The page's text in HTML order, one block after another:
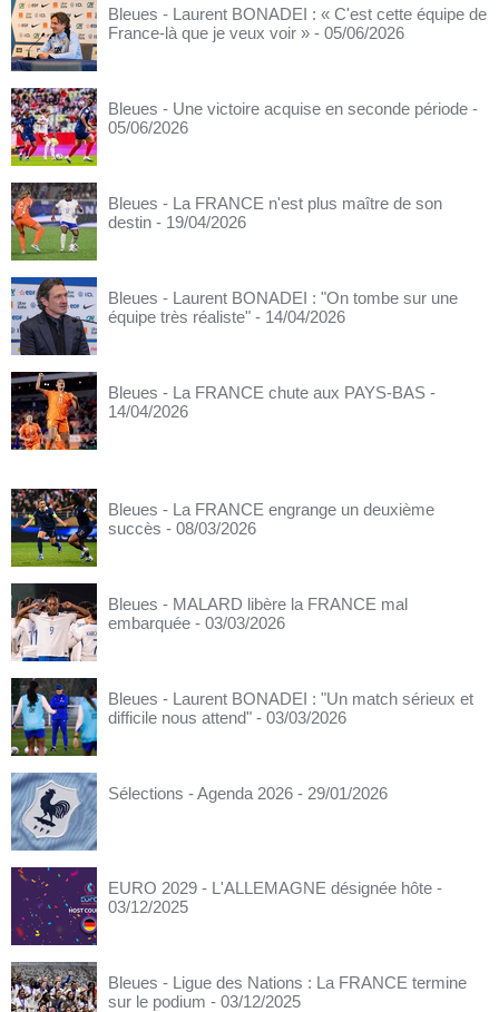
Bleues - Laurent BONADEI : « C'est cette équipe de
France-là que je veux voir » - 05/06/2026
Bleues - Une victoire acquise en seconde période -
05/06/2026
Bleues - La FRANCE n'est plus maître de son
destin - 19/04/2026
Bleues - Laurent BONADEI : "On tombe sur une
équipe très réaliste" - 14/04/2026
Bleues - La FRANCE chute aux PAYS-BAS -
14/04/2026
Bleues - La FRANCE engrange un deuxième
succès - 08/03/2026
Bleues - MALARD libère la FRANCE mal
embarquée - 03/03/2026
Bleues - Laurent BONADEI : "Un match sérieux et
difficile nous attend" - 03/03/2026
Sélections - Agenda 2026 - 29/01/2026
EURO 2029 - L'ALLEMAGNE désignée hôte -
03/12/2025
Bleues - Ligue des Nations : La FRANCE termine
sur le podium - 03/12/2025